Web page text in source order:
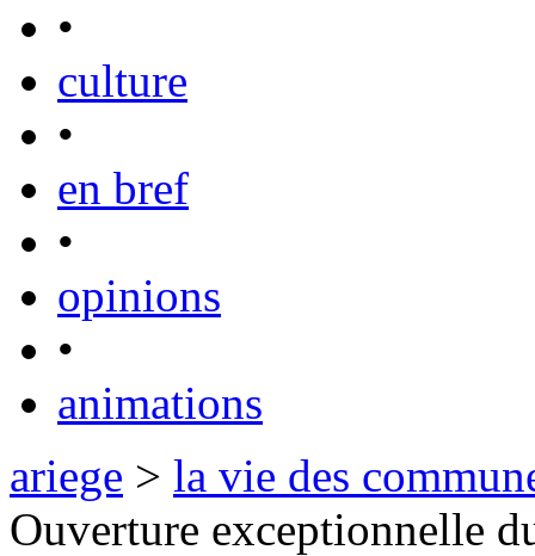
•
culture
•
en bref
•
opinions
•
animations
ariege > la vie des
Ouverture exceptionnelle